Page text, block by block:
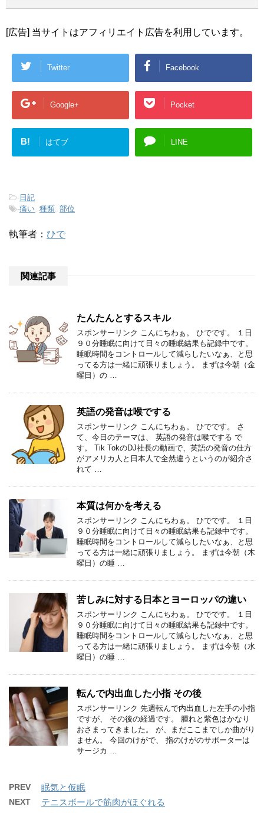
[広告] 当サイトはアフィリエイト広告を利用しています。
Twitter Facebook
Google+ Pocket
B! はてブ LINE
- 日記
-痛い 種類 部位
執筆者： ひで
関連記事
たんたんとするスキル
スポンサーリンク こんにちわぁ。 ひでです。 １日
９０分睡眠に向けて日々の睡眠結果も記録中です。
睡眠時間をコントロールして減らしたいなぁ、と思
ってる方は一緒に頑張りましょう。 まずは今朝（金
曜日）の …
英語の発音は喉でする
スポンサーリンク こんにちわぁ。 ひでです。 さ
て、今日のテーマは、 英語の発音は喉でする で
す。 Tik TokのDJ社長の動画で、英語の発音の仕方
がアメリカ人と日本人で全然違うというのが紹介さ
れて …
本質は何かを考える
スポンサーリンク こんにちわぁ。 ひでです。 １日
９０分睡眠に向けて日々の睡眠結果も記録中です。
睡眠時間をコントロールして減らしたいなぁ、と思
ってる方は一緒に頑張りましょう。 まずは今朝（木
曜日）の睡 …
苦しみに対する日本とヨーロッパの違い
スポンサーリンク こんにちわぁ。 ひでです。 １日
９０分睡眠に向けて日々の睡眠結果も記録中です。
睡眠時間をコントロールして減らしたいなぁ、と思
ってる方は一緒に頑張りましょう。 まずは今朝（水
曜日）の睡 …
転んで内出血した小指 その後
スポンサーリンク 先週転んで内出血した左手の小指
ですが、 その後の経過です。 腫れと紫色はかなり
おさまってきました。 が、まだここまでしか曲がり
ません。 今回のけがで、 指のけがのサポーターは
サージカ …
PREV 眠気と仮眠
NEXT テニスボールで筋肉がほぐれる